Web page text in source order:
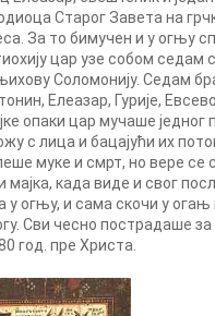
Старог Завета на
За то бимучен и у огњу
цар узе собом седам
Соломонију. Седам
Елеазар, Гурије,
опаки цар мучаше једног
с лица и бацајући их
муке и смрт, но вере се
мајка, када виде и свог
огњу, и сама скочи у огањ
Сви чесно пострадаше за
год. пре Христа.